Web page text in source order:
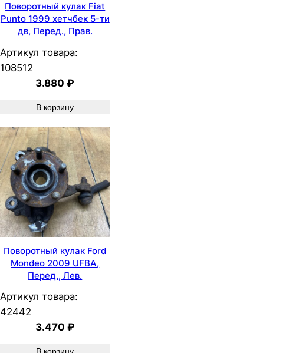
Поворотный кулак Fiat
Punto 1999 хетчбек 5-ти
дв, Перед., Прав.
Артикул товара:
108512
3.880₽
В корзину
Поворотный кулак Ford
Mondeo 2009 UFBA,
Перед., Лев.
Артикул товара:
42442
3.470 ₽